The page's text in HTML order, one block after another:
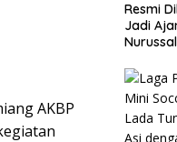
AKBP
Resmi
Jadi